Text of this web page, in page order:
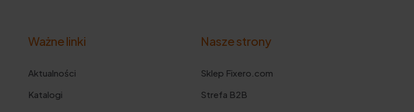
Ważne linki
Aktualności
Katalogi
Nasze strony
Sklep Fixero.com
Strefa B2B